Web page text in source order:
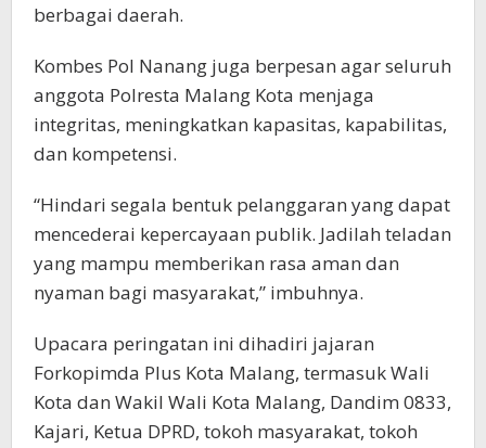
berbagai daerah.
Kombes Pol Nanang juga berpesan agar seluruh
anggota Polresta Malang Kota menjaga
integritas, meningkatkan kapasitas, kapabilitas,
dan kompetensi.
“Hindari segala bentuk pelanggaran yang dapat
mencederai kepercayaan publik. Jadilah teladan
yang mampu memberikan rasa aman dan
nyaman bagi masyarakat,” imbuhnya.
Upacara peringatan ini dihadiri jajaran
Forkopimda Plus Kota Malang, termasuk Wali
Kota dan Wakil Wali Kota Malang, Dandim 0833,
Kajari, Ketua DPRD, tokoh masyarakat, tokoh